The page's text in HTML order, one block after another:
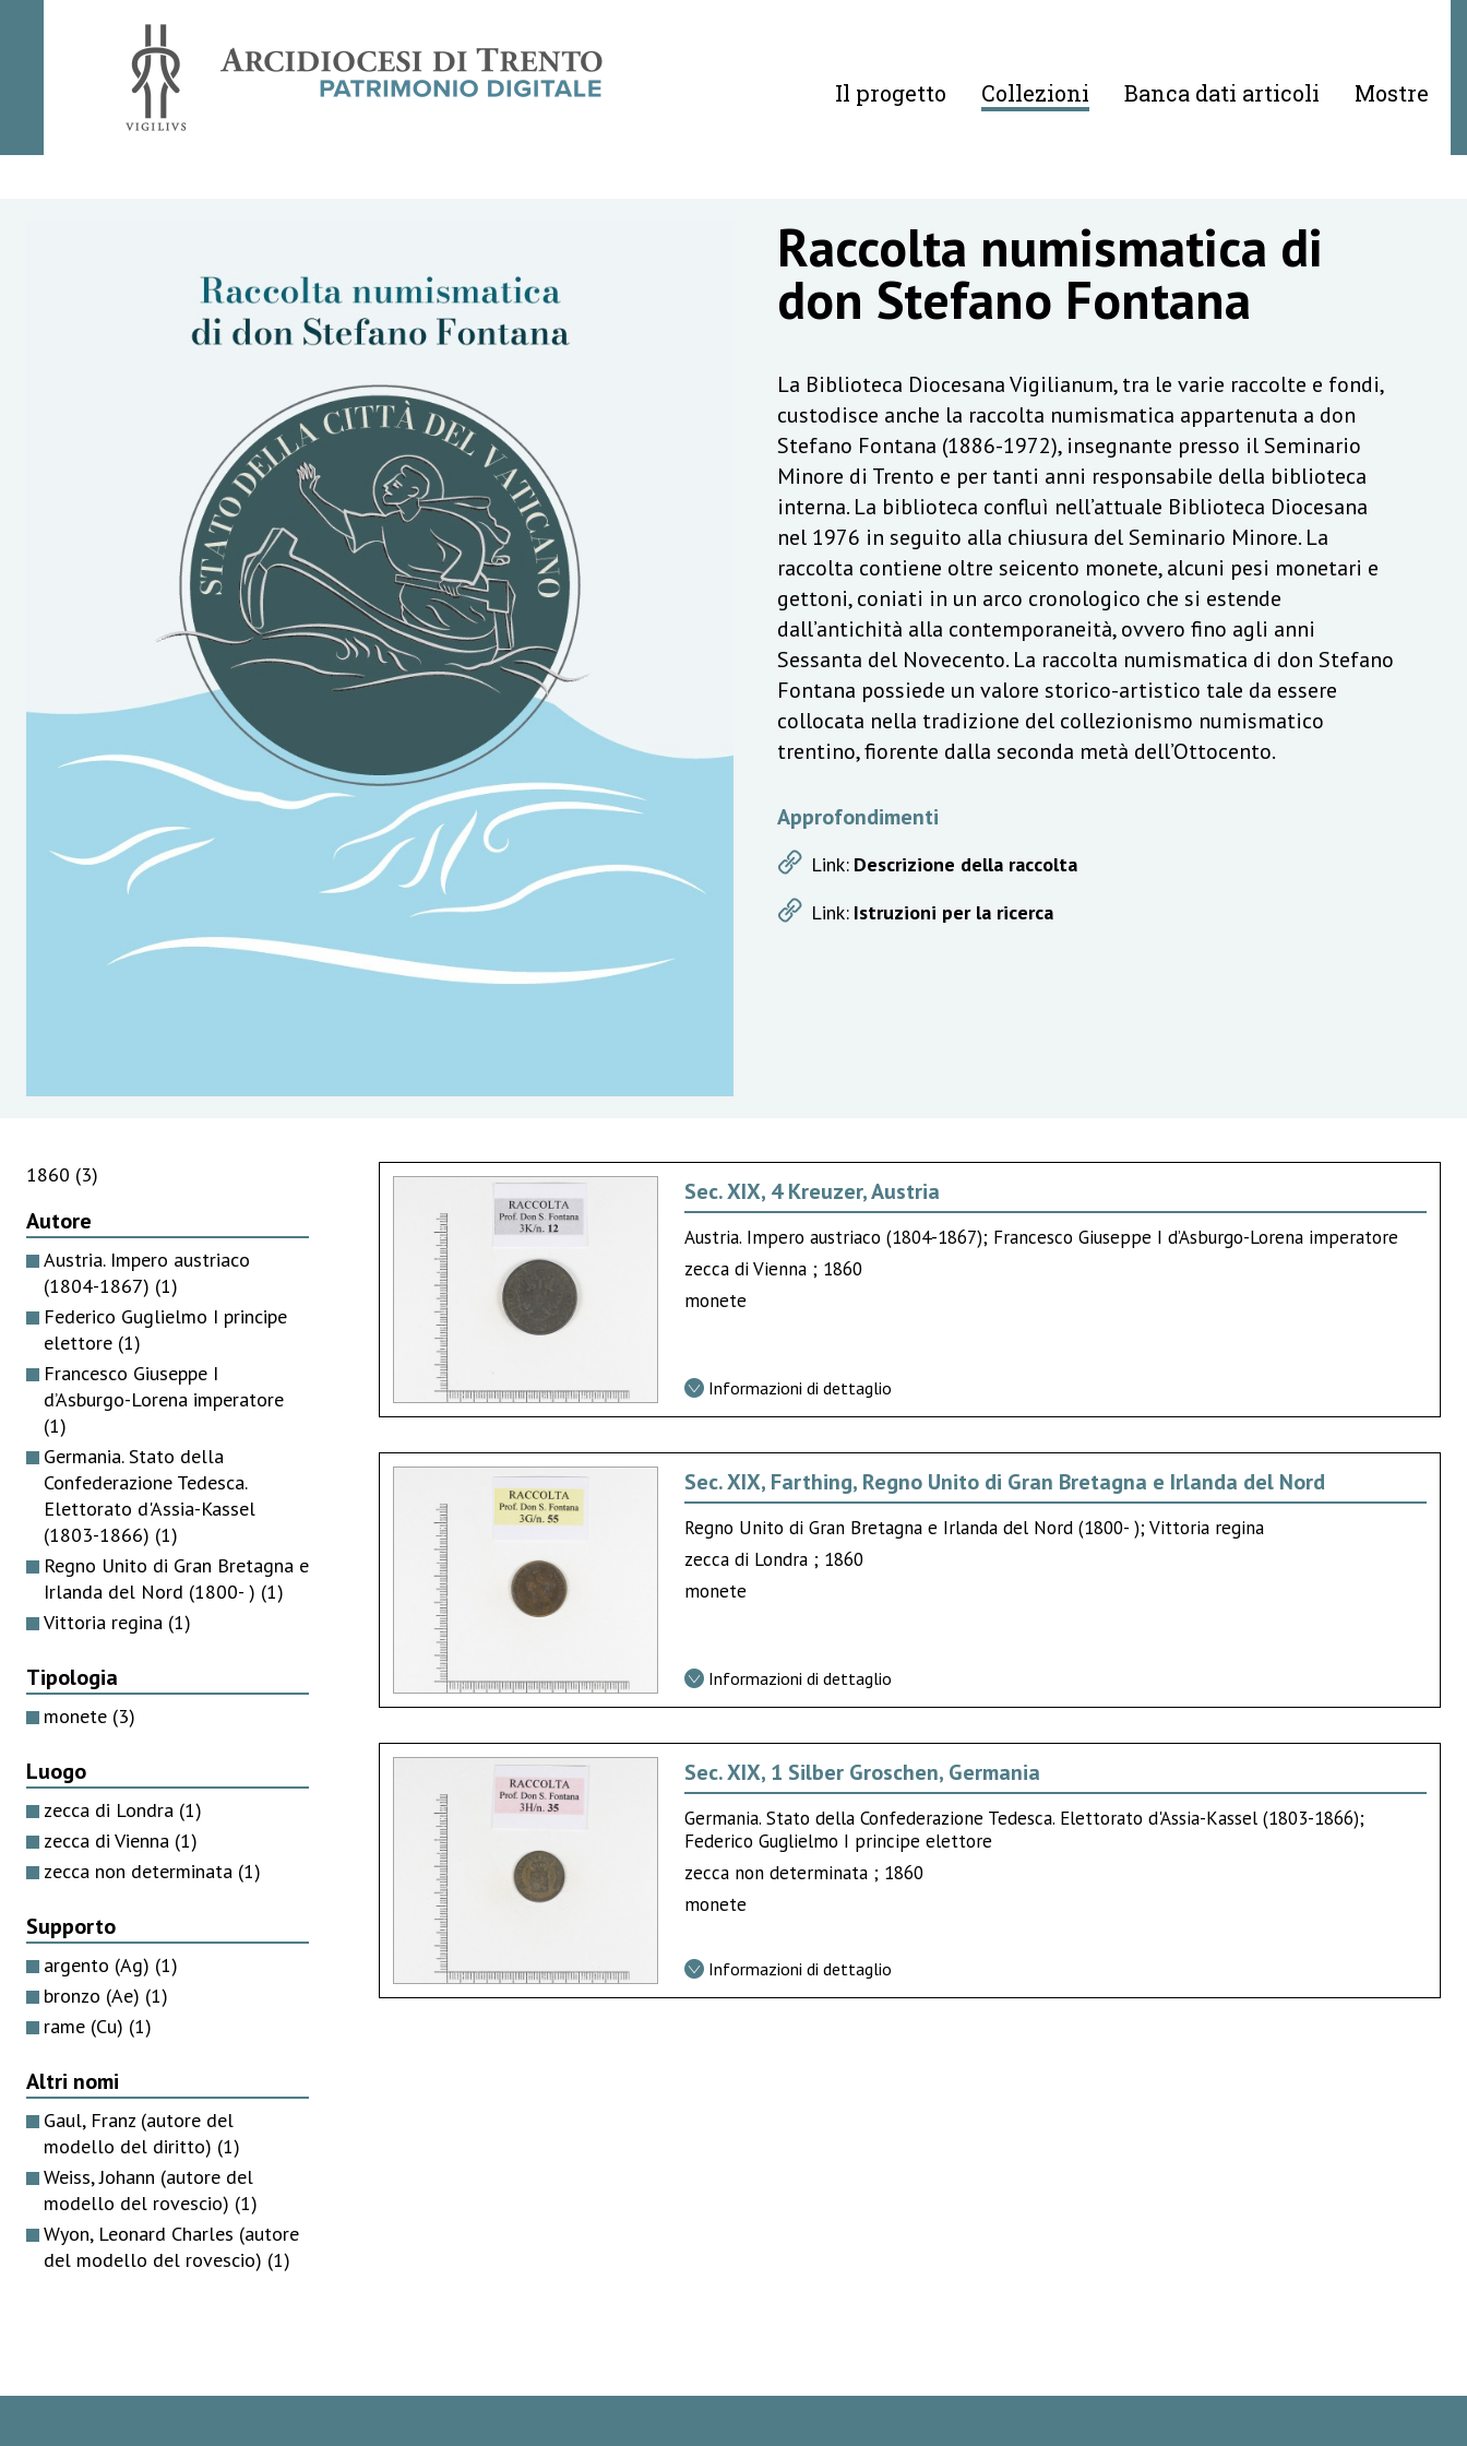
Il progetto Collezioni Banca dati articoli Mostre
Raccolta numismatica di
don Stefano Fontana
La Biblioteca Diocesana Vigilianum, tra le varie raccolte e fondi,
custodisce anche la raccolta numismatica appartenuta a don
Stefano Fontana (1886-1972), insegnante presso il Seminario
Minore di Trento e per tanti anni responsabile della biblioteca
interna. La biblioteca confluì nell’attuale Biblioteca Diocesana
nel 1976 in seguito alla chiusura del Seminario Minore. La
raccolta contiene oltre seicento monete, alcuni pesi monetari e
gettoni, coniati in un arco cronologico che si estende
dall’antichità alla contemporaneità, ovvero fino agli anni
Sessanta del Novecento. La raccolta numismatica di don Stefano
Fontana possiede un valore storico-artistico tale da essere
collocata nella tradizione del collezionismo numismatico
trentino, fiorente dalla seconda metà dell’Ottocento.
Approfondimenti
Link: Descrizione della raccolta
Link: Istruzioni per la ricerca
1860 (3)
Autore
Austria. Impero austriaco
(1804-1867) (1)
Federico Guglielmo I principe
elettore (1)
Francesco Giuseppe I
d’Asburgo-Lorena imperatore
(1)
Germania. Stato della
Confederazione Tedesca.
Elettorato d'Assia-Kassel
(1803-1866) (1)
Regno Unito di Gran Bretagna e
Irlanda del Nord (1800- ) (1)
Vittoria regina (1)
Tipologia
monete (3)
Luogo
zecca di Londra (1)
zecca di Vienna (1)
zecca non determinata (1)
Supporto
argento (Ag) (1)
bronzo (Ae) (1)
rame (Cu) (1)
Altri nomi
Gaul, Franz (autore del
modello del diritto) (1)
Weiss, Johann (autore del
modello del rovescio) (1)
Wyon, Leonard Charles (autore
del modello del rovescio) (1)
Sec. XIX, 4 Kreuzer, Austria
Austria. Impero austriaco (1804-1867); Francesco Giuseppe I d’Asburgo-Lorena imperatore
zecca di Vienna ; 1860
monete
Informazioni di dettaglio
Sec. XIX, Farthing, Regno Unito di Gran Bretagna e Irlanda del Nord
Regno Unito di Gran Bretagna e Irlanda del Nord (1800- ); Vittoria regina
zecca di Londra ; 1860
monete
Informazioni di dettaglio
Sec. XIX, 1 Silber Groschen, Germania
Germania. Stato della Confederazione Tedesca. Elettorato d'Assia-Kassel (1803-1866);
Federico Guglielmo I principe elettore
zecca non determinata ; 1860
monete
Informazioni di dettaglio